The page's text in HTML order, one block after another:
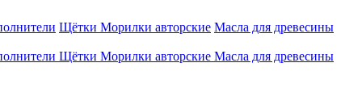
Щётки Морилки авторские Масла для древесины
Щётки Морилки авторские Масла для древесины